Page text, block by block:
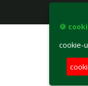
🍪
cookie-